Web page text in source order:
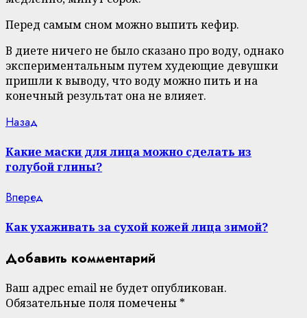
Перед самым сном можно выпить кефир.
В диете ничего не было сказано про воду, однако
экспериментальным путем худеющие девушки
пришли к выводу, что воду можно пить и на
конечный результат она не влияет.
Continue
Reading
Назад
Какие маски для лица можно сделать из
голубой глины?
Вперед
Как ухаживать за сухой кожей лица зимой?
Добавить комментарий
Ваш адрес email не будет опубликован.
Обязательные поля помечены *